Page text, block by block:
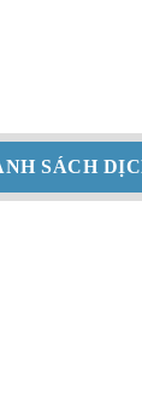
SÁCH